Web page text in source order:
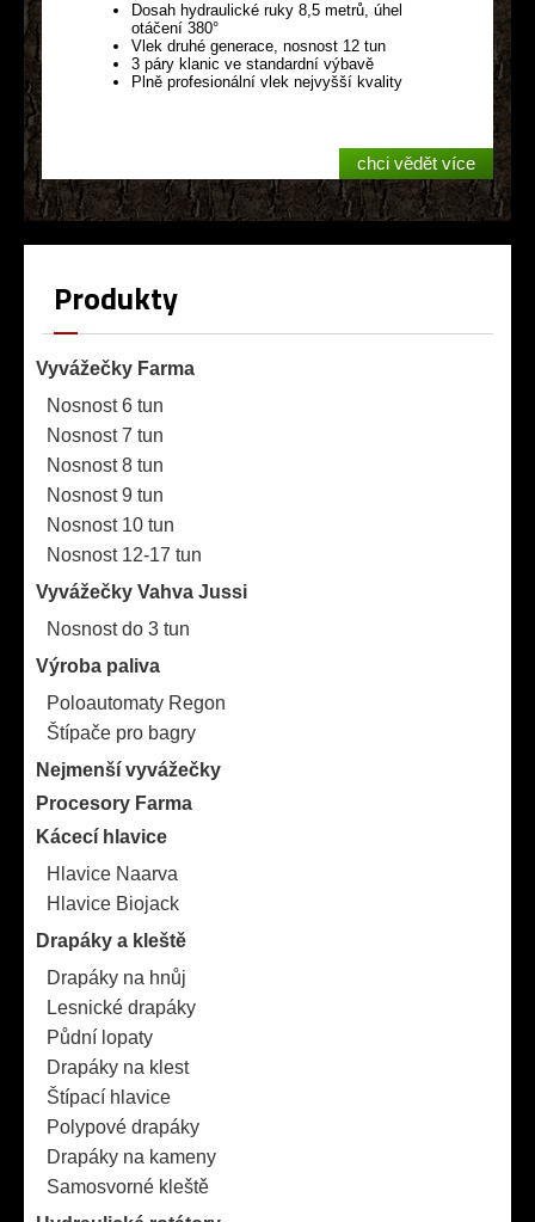
Dosah hydraulické ruky 8,5 metrů, úhel
otáčení 380°
Vlek druhé generace, nosnost 12 tun
3 páry klanic ve standardní výbavě
Plně profesionální vlek nejvyšší kvality
chci vědět více
Produkty
Vyvážečky Farma
Nosnost 6 tun
Nosnost 7 tun
Nosnost 8 tun
Nosnost 9 tun
Nosnost 10 tun
Nosnost 12-17 tun
Vyvážečky Vahva Jussi
Nosnost do 3 tun
Výroba paliva
Poloautomaty Regon
Štípače pro bagry
Nejmenší vyvážečky
Procesory Farma
Kácecí hlavice
Hlavice Naarva
Hlavice Biojack
Drapáky a kleště
Drapáky na hnůj
Lesnické drapáky
Půdní lopaty
Drapáky na klest
Štípací hlavice
Polypové drapáky
Drapáky na kameny
Samosvorné kleště